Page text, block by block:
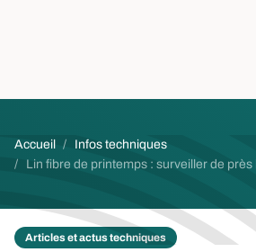
Fil d'Ariane
Accueil
Infos techniques
Lin fibre de printemps : surveiller de près
Articles et actus techniques